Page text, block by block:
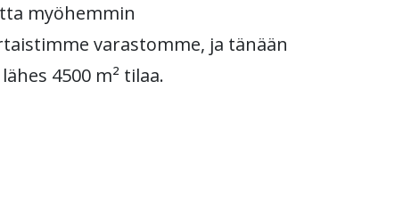
myöhemmin
varastomme, ja tänään
4500 m² tilaa.